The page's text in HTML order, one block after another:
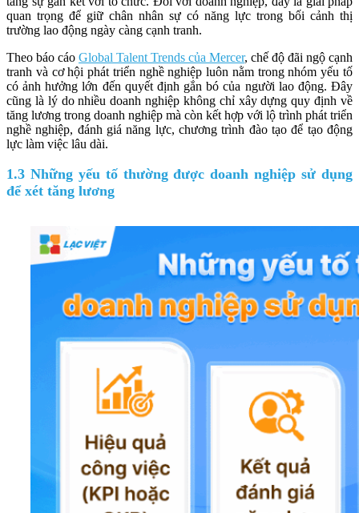
quan trọng để giữ chân nhân sự có năng lực trong bối cảnh thị
trường lao động ngày càng cạnh tranh.
Theo báo cáo Global Talent Trends của Mercer, chế độ đãi ngộ cạnh
tranh và cơ hội phát triển nghề nghiệp luôn nằm trong nhóm yếu tố
có ảnh hưởng lớn đến quyết định gắn bó của người lao động. Đây
cũng là lý do nhiều doanh nghiệp không chỉ xây dựng quy định về
tăng lương trong doanh nghiệp mà còn kết hợp với lộ trình phát triển
nghề nghiệp, đánh giá năng lực, chương trình đào tạo để tạo động
lực làm việc lâu dài.
1.3 Những yếu tố thường được doanh nghiệp sử dụng
để xét tăng lương